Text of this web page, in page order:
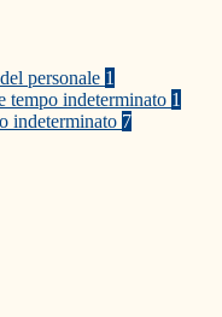
personale 1
tempo indeterminato 1
indeterminato 7